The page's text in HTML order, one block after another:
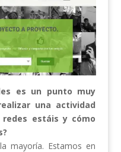
es un punto muy
una actividad
estáis y cómo
mayoría. Estamos en